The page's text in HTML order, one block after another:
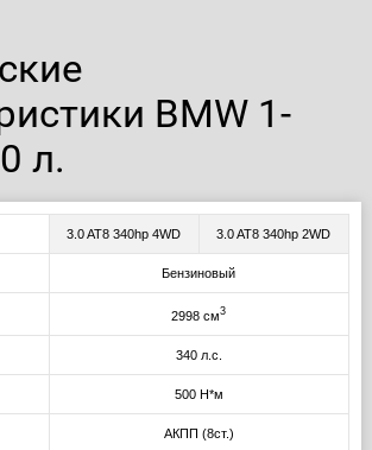
BMW 1-
л.
3.0 AT8 340hp 4WD 3.0 AT8 340hp 2WD
Бензиновый
2998 см3
340 л.с.
500 Н*м
АКПП (8ст.)